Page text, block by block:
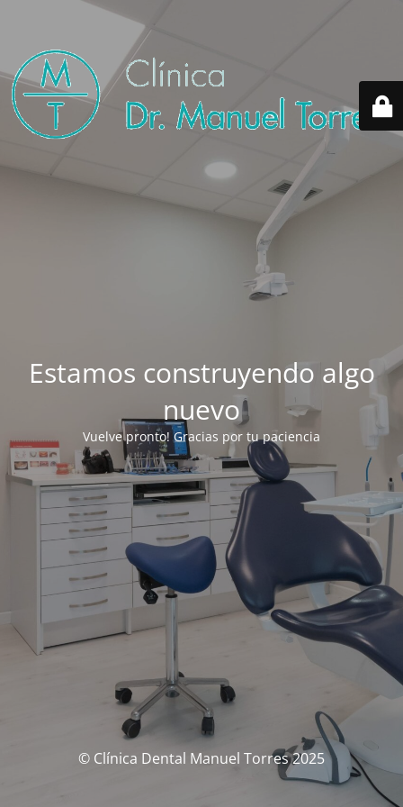
Estamos construyendo algo
nuevo
Vuelve pronto! Gracias por tu paciencia
© Clínica Dental Manuel Torres 2025